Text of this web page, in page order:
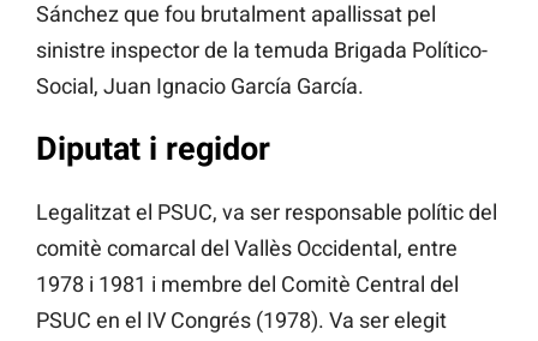
Sánchez que fou brutalment apallissat pel
sinistre inspector de la temuda Brigada Político-
Social, Juan Ignacio García García.
Diputat i regidor
Legalitzat el PSUC, va ser responsable polític del
comitè comarcal del Vallès Occidental, entre
1978 i 1981 i membre del Comitè Central del
PSUC en el IV Congrés (1978). Va ser elegit